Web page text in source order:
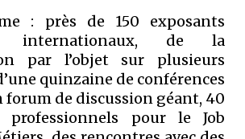
: près de 150 exposants
internationaux, de la
par l’objet sur plusieurs
quinzaine de conférences
forum de discussion géant, 40
professionnels pour le Job